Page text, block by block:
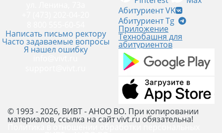
Написать письмо ректору
Часто задаваемые вопросы
Я нашел ошибку
Абитуриент VK
Абитуриент Tg
Приложение
Технобашня для
абитуриентов
© 1993 - 2026, ВИВТ - АНОО ВО. При копировании
материалов, ссылка на сайт vivt.ru обязательна!
Политика в отношении обработки персональных